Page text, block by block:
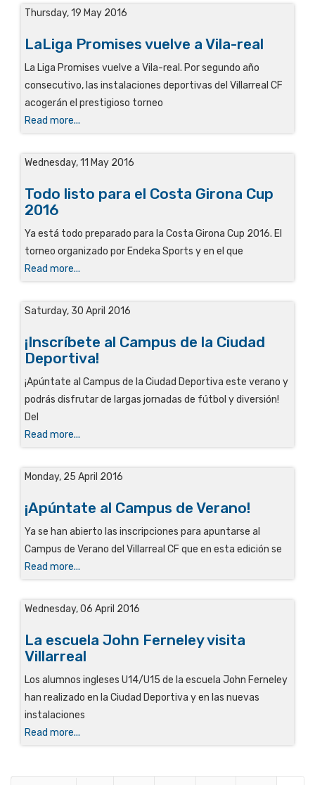
Thursday, 19 May 2016
LaLiga Promises vuelve a Vila-real
La Liga Promises vuelve a Vila-real. Por segundo año
consecutivo, las instalaciones deportivas del Villarreal CF
acogerán el prestigioso torneo
Read more...
Wednesday, 11 May 2016
Todo listo para el Costa Girona Cup
2016
Ya está todo preparado para la Costa Girona Cup 2016. El
torneo organizado por Endeka Sports y en el que
Read more...
Saturday, 30 April 2016
¡Inscríbete al Campus de la Ciudad
Deportiva!
¡Apúntate al Campus de la Ciudad Deportiva este verano y
podrás disfrutar de largas jornadas de fútbol y diversión!
Del
Read more...
Monday, 25 April 2016
¡Apúntate al Campus de Verano!
Ya se han abierto las inscripciones para apuntarse al
Campus de Verano del Villarreal CF que en esta edición se
Read more...
Wednesday, 06 April 2016
La escuela John Ferneley visita
Villarreal
Los alumnos ingleses U14/U15 de la escuela John Ferneley
han realizado en la Ciudad Deportiva y en las nuevas
instalaciones
Read more...